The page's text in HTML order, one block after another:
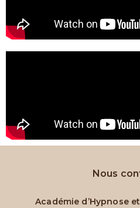
Nous
Académie d’Hypnose